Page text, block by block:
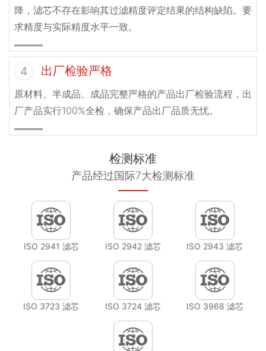
降，滤芯不存在影响其过滤精度评定结果的结构缺陷。要
求精度与实际精度水平一致。
4 出厂检验严格
原材料、半成品、成品完整严格的产品出厂检验流程，出
厂产品实行100%全检，确保产品出厂品质无忧。
检测标准
产品经过国际7大检测标准
ISO 2941 滤芯 ISO 2942 滤芯 ISO 2943 滤芯
ISO 3723 滤芯 ISO 3724 滤芯 ISO 3968 滤芯